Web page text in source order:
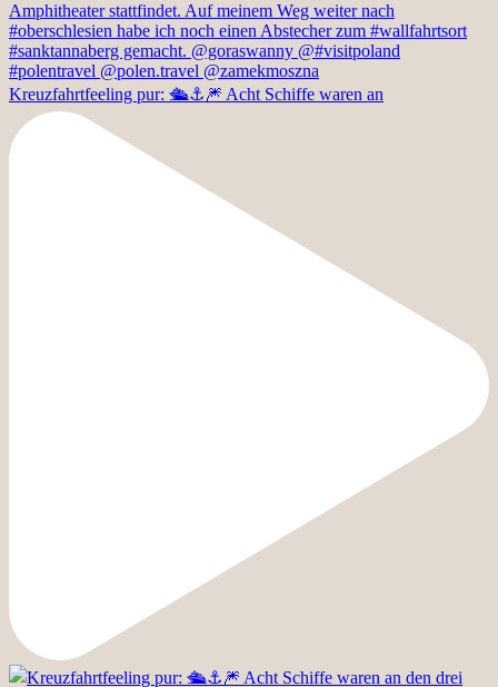
Kreuzfahrtfeeling pur: 🛳️⚓️🎆 Acht Schiffe waren an